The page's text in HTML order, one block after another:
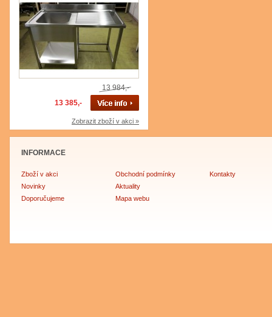
13 984,-
13 385,-
Zobrazit zboží v akci »
INFORMACE
Zboží v akci
Novinky
Doporučujeme
Obchodní podmínky
Aktuality
Mapa webu
Kontakty